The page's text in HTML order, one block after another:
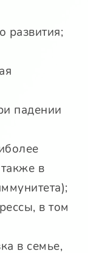
развития;
падении
в
в том
в семье,